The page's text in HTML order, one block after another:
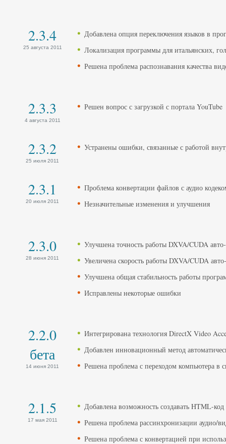
2.3.4
25 августа 2011
Добавлена опция переключения языков в
Локализация программы для итальянских,
Решена проблема распознавания качества
2.3.3
4 августа 2011
Решен вопрос с загрузкой с портала YouTube
2.3.2
25 июля 2011
Устранены ошибки, связанные с работой
2.3.1
20 июля 2011
Проблема конвертации файлов с аудио
Незначительные изменения и улучшения
2.3.0
28 июня 2011
Улучшена точность работы DXVA/CUDA
Увеличена скорость работы DXVA/CUDA
Улучшена общая стабильность работы
Исправлены некоторые ошибки
2.2.0
бета
14 июня 2011
Интегрирована технология DirectX Video
Добавлен инновационный метод
Решена проблема с переходом компьютера в
2.1.5
17 мая 2011
Добавлена возможность создавать HTML-
Решена проблема рассинхронизации аудио/
Решена проблема с конвертацией при